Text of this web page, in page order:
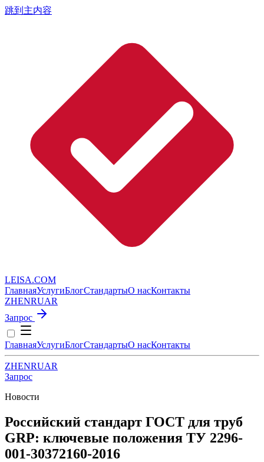
跳到主内容
LEISA.COM
ГлавнаяУслугиБлогСтандартыО насКонтакты
ZHENRUAR
Запрос
ГлавнаяУслугиБлогСтандартыО насКонтакты
ZHENRUAR
Запрос
Новости
Российский стандарт ГОСТ для труб
GRP: ключевые положения ТУ 2296-
001-30372160-2016